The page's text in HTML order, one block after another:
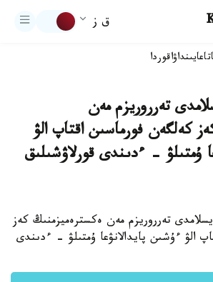
ق ز
تاعايىنداۋاقوردا
تەرروريزم مەن
كەلگەن فورماسىن اقتاپ الۋ
ۇمتىلۋ - ءدىندى قورلاۋشىلىق
تەرروريزم مەن ەكسترەميزمنىڭ كەز
الۋ ءۇشىن پايدالانۋعا ۇمتىلۋ - ءدىندى